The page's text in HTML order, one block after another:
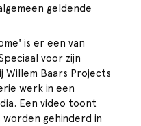
geldende
is er een van
voor zijn
Baars Projects
werk in een
Een video toont
gehinderd in